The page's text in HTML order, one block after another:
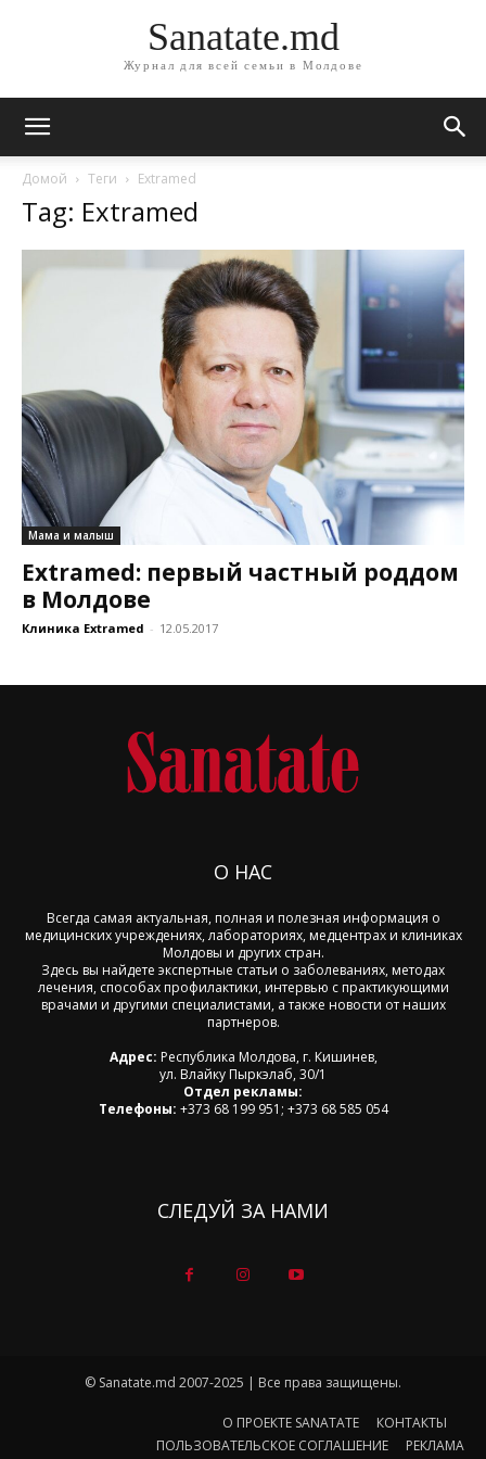
Sanatate.md
Журнал для всей семьи в Молдове
Домой Теги Extramed
Tag: Extramed
Мама и малыш
Extramed: первый частный роддом
в Молдове
Клиника Extramed - 12.05.2017
О НАС
Всегда самая актуальная, полная и полезная информация о
медицинских учреждениях, лабораториях, медцентрах и клиниках
Молдовы и других стран.
Здесь вы найдете экспертные статьи о заболеваниях, методах
лечения, способах профилактики, интервью с практикующими
врачами и другими специалистами, а также новости от наших
партнеров.
Адрес: Республика Молдова, г. Кишинев,
ул. Влайку Пыркэлаб, 30/1
Отдел рекламы:
Телефоны: +373 68 199 951; +373 68 585 054
СЛЕДУЙ ЗА НАМИ
© Sanatate.md 2007-2025 | Все права защищены.
О ПРОЕКТЕ SANATATE
КОНТАКТЫ
ПОЛЬЗОВАТЕЛЬСКОЕ СОГЛАШЕНИЕ
РЕКЛАМА